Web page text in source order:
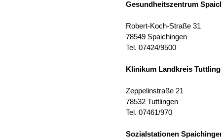
Gesundheitszentrum
Robert-Koch-Straße 31
78549 Spaichingen
Tel. 07424/9500
Klinikum Landkreis
Zeppelinstraße 21
78532 Tuttlingen
Tel. 07461/970
Sozialstationen